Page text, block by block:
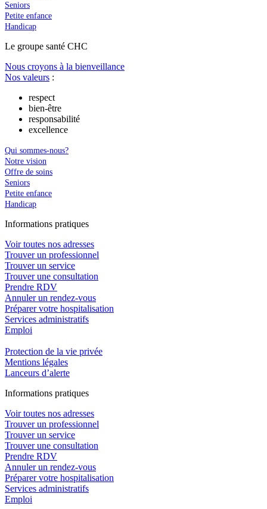
Seniors
Petite enfance
Handicap
Le groupe santé CHC
Nous croyons à la bienveillance
Nos valeurs :
respect
bien-être
responsabilité
excellence
Qui sommes-nous?
Notre vision
Offre de soins
Seniors
Petite enfance
Handicap
Informations pratiques
Voir toutes nos adresses
Trouver un professionnel
Trouver un service
Trouver une consultation
Prendre RDV
Annuler un rendez-vous
Préparer votre hospitalisation
Services administratifs
Emploi​
Protection de la vie privée
Mentions légales
Lanceurs d’alerte
Informations pratiques
Voir toutes nos adresses
Trouver un professionnel
Trouver un service
Trouver une consultation
Prendre RDV
Annuler un rendez-vous
Préparer votre hospitalisation
Services administratifs
Emploi​